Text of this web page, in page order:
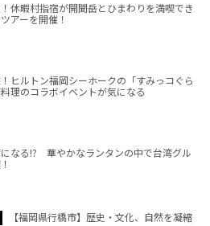
休暇村指宿が開聞岳とひまわりを満喫でき
アーを開催！
ヒルトン福岡シーホークの「すみっコぐら
理のコラボイベントが気になる
なる!? 華やかなランタンの中で台湾グル
【福岡県行橋市】歴史・文化、自然を凝縮